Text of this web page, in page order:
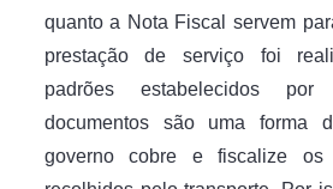
quanto a Nota Fiscal servem
prestação de serviço foi
padrões estabelecidos
documentos são uma forma
governo cobre e fiscalize os